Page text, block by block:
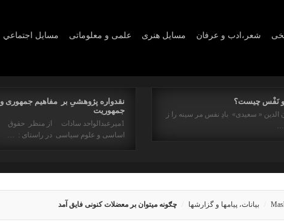
مسايل اجتماعي علمی و معلوماتی مسايل هنری شعر،ادب و عرفان
نقدواره پژوهشیِ بر مفاهیم جمهوری و
جمهوریت
1میرعبدالواحد سادات از منظر حقوق
اساسی و علوم سیاسی در راستای : …
و نَفْس چیست؟
الدین « سعیدی» بادِ نفس مر سینه را ز
بیانات، پیامها و گزارشها چګونه میتوان بر معضلات کنونی فایق آمد